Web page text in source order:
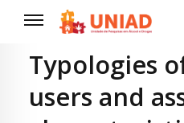
Typologies
users and